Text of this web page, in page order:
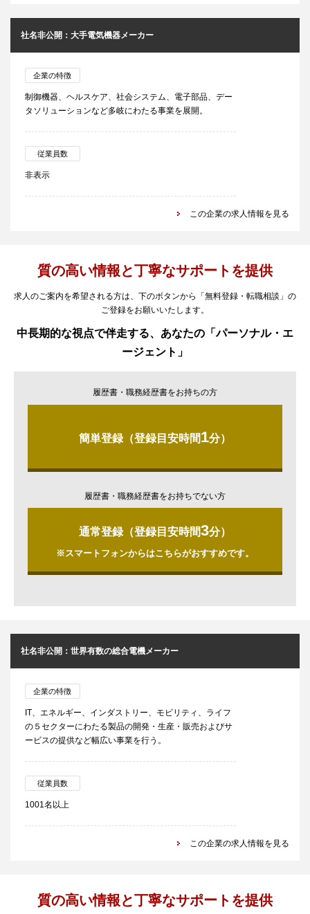
社名非公開：大手電気機器メーカー
企業の特徴
制御機器、ヘルスケア、社会システム、電子部品、デー
タソリューションなど多岐にわたる事業を展開。
従業員数
非表示
この企業の求人情報を見る
質の高い情報と丁寧なサポートを提供
求人のご案内を希望される方は、下のボタンから「無料登録・転職相談」の
ご登録をお願いいたします。
中長期的な視点で伴走する、あなたの「パーソナル・エ
ージェント」
履歴書・職務経歴書をお持ちの方
簡単登録（登録目安時間1分）
履歴書・職務経歴書をお持ちでない方
通常登録（登録目安時間3分）
※スマートフォンからはこちらがおすすめです。
社名非公開：世界有数の総合電機メーカー
企業の特徴
IT、エネルギー、インダストリー、モビリティ、ライフ
の５セクターにわたる製品の開発・生産・販売およびサ
ービスの提供など幅広い事業を行う。
従業員数
1001名以上
この企業の求人情報を見る
質の高い情報と丁寧なサポートを提供